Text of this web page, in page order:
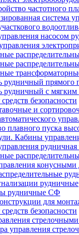
частотного
система
рудничный
рудничный с
безопасности
и
плавного пуска
Кабины
конусными
рудничные
рудничные СФ
для
безопасности
управления